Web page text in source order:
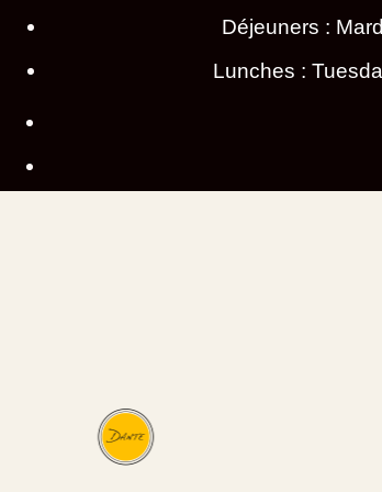
Déjeuners :
Lunches :